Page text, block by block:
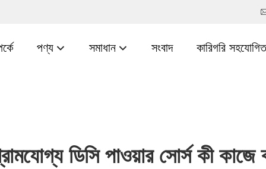
পণ্য সমাধান সংবাদ কারিগরি
ডিসি পাওয়ার সোর্স কী